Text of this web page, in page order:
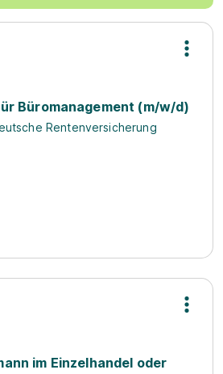
Büromanagement (m/w/d)
Rentenversicherung
im Einzelhandel oder